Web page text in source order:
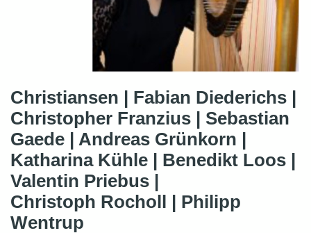
Christiansen | Fabian Diederichs |
Christopher Franzius | Sebastian
Gaede | Andreas Grünkorn |
Katharina Kühle | Benedikt Loos |
Valentin Priebus |
Christoph Rocholl | Philipp
Wentrup